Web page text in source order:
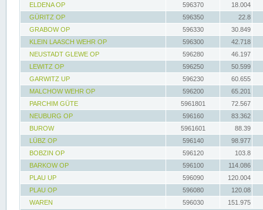
ELDENA OP
596370
18.004
GÜRITZ OP
596350
22.8
GRABOW OP
596330
30.849
KLEIN LAASCH WEHR OP
596300
42.718
NEUSTADT GLEWE OP
596280
46.197
LEWITZ OP
596250
50.599
GARWITZ UP
596230
60.655
MALCHOW WEHR OP
596200
65.201
PARCHIM GÜTE
5961801
72.567
NEUBURG OP
596160
83.362
BUROW
5961601
88.39
LÜBZ OP
596140
98.977
BOBZIN OP
596120
103.8
BARKOW OP
596100
114.086
PLAU UP
596090
120.004
PLAU OP
596080
120.08
WAREN
596030
151.975